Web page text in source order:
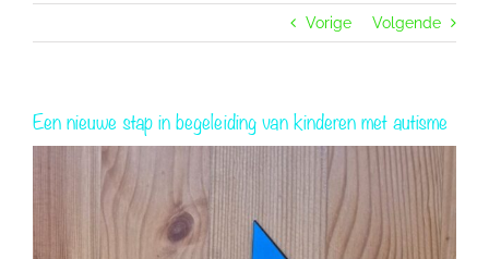
Vorige Volgende
Een nieuwe stap in begeleiding van kinderen met autisme